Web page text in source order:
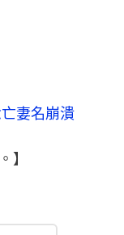
妻名崩潰
】